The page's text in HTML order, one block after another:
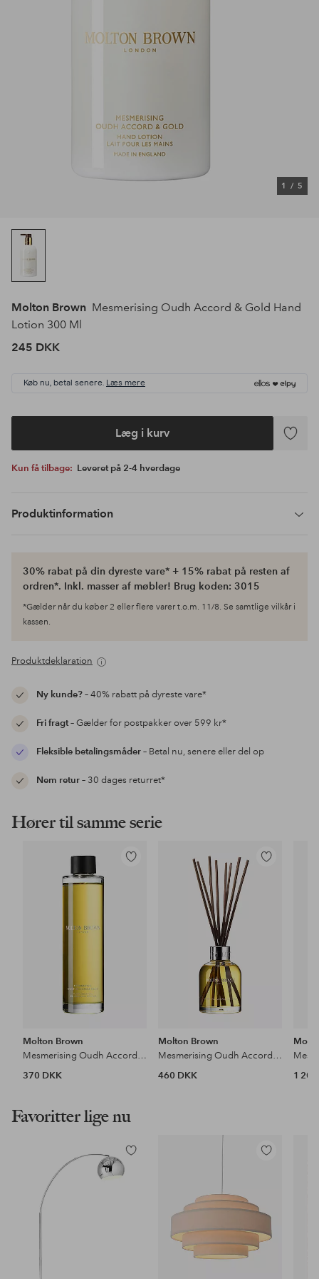
1 / 5
Molton Brown Mesmerising Oudh Accord & Gold Hand
Lotion 300 Ml
245 DKK
Køb nu, betal senere. Læs mere
Læg i kurv
Tilføj
Kun få tilbage: Leveret på 2-4 hverdage
Produktinformation
30% rabat på din dyreste vare* + 15% rabat på resten af
ordren*. Inkl. masser af møbler! Brug koden: 3015
*Gælder når du køber 2 eller flere varer t.o.m. 11/8. Se samtlige vilkår i
kassen.
Produktdeklaration
Ny kunde?– 40% rabatt på dyreste vare*
Fri fragt– Gælder for postpakker over 599 kr*
Fleksible betalingsmåder– Betal nu, senere eller del op
Nem retur– 30 dages returret*
Hører til samme serie
Tilføj
Molton Brown
Mesmerising Oudh Accord & Gold Aroma Reeds
370 DKK
Tilføj
Molton Brown
Mesmerising Oudh Accord & Gold Aroma Reeds
460 DKK
1
Favoritter lige nu
Tilføj
til
Tilføj